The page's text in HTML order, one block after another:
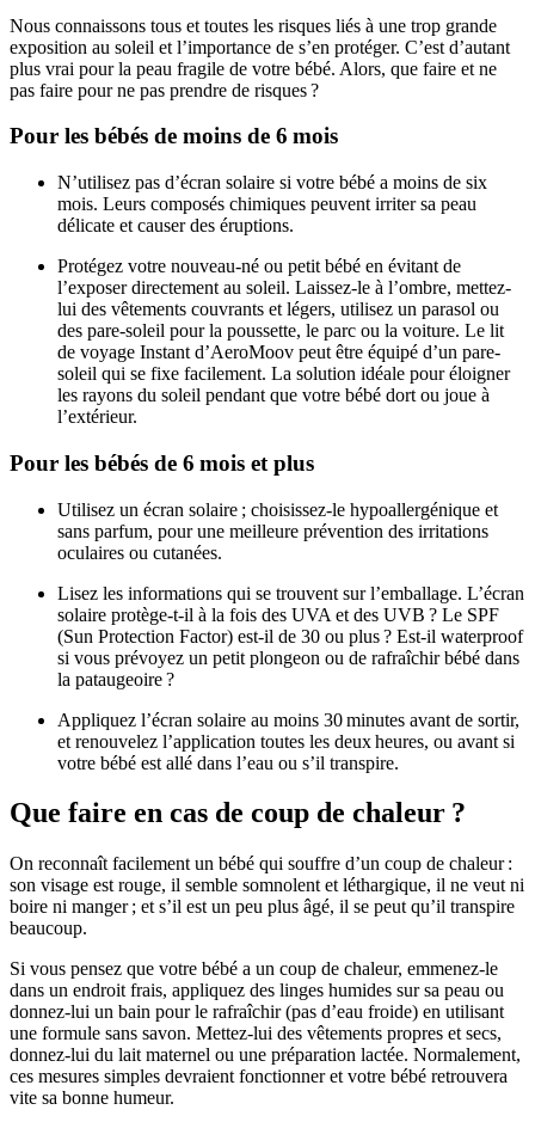
Nous connaissons tous et toutes les risques liés à une trop grande
exposition au soleil et l’importance de s’en protéger. C’est d’autant
plus vrai pour la peau fragile de votre bébé. Alors, que faire et ne
pas faire pour ne pas prendre de risques ?
Pour les bébés de moins de 6 mois
N’utilisez pas d’écran solaire si votre bébé a moins de six
mois. Leurs composés chimiques peuvent irriter sa peau
délicate et causer des éruptions.
Protégez votre nouveau-né ou petit bébé en évitant de
l’exposer directement au soleil. Laissez-le à l’ombre, mettez-
lui des vêtements couvrants et légers, utilisez un parasol ou
des pare-soleil pour la poussette, le parc ou la voiture. Le lit
de voyage Instant d’AeroMoov peut être équipé d’un pare-
soleil qui se fixe facilement. La solution idéale pour éloigner
les rayons du soleil pendant que votre bébé dort ou joue à
l’extérieur.
Pour les bébés de 6 mois et plus
Utilisez un écran solaire ; choisissez-le hypoallergénique et
sans parfum, pour une meilleure prévention des irritations
oculaires ou cutanées.
Lisez les informations qui se trouvent sur l’emballage. L’écran
solaire protège-t-il à la fois des UVA et des UVB ? Le SPF
(Sun Protection Factor) est-il de 30 ou plus ? Est-il waterproof
si vous prévoyez un petit plongeon ou de rafraîchir bébé dans
la pataugeoire ?
Appliquez l’écran solaire au moins 30 minutes avant de sortir,
et renouvelez l’application toutes les deux heures, ou avant si
votre bébé est allé dans l’eau ou s’il transpire.
Que faire en cas de coup de chaleur ?
On reconnaît facilement un bébé qui souffre d’un coup de chaleur :
son visage est rouge, il semble somnolent et léthargique, il ne veut ni
boire ni manger ; et s’il est un peu plus âgé, il se peut qu’il transpire
beaucoup.
Si vous pensez que votre bébé a un coup de chaleur, emmenez-le
dans un endroit frais, appliquez des linges humides sur sa peau ou
donnez-lui un bain pour le rafraîchir (pas d’eau froide) en utilisant
une formule sans savon. Mettez-lui des vêtements propres et secs,
donnez-lui du lait maternel ou une préparation lactée. Normalement,
ces mesures simples devraient fonctionner et votre bébé retrouvera
vite sa bonne humeur.